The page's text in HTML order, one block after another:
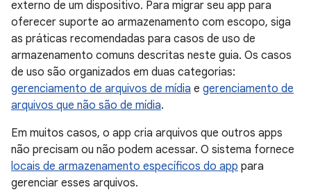
externo de um dispositivo. Para migrar seu app para
oferecer suporte ao armazenamento com escopo, siga
as práticas recomendadas para casos de uso de
armazenamento comuns descritas neste guia. Os casos
de uso são organizados em duas categorias:
gerenciamento de arquivos de mídia e gerenciamento de
arquivos que não são de mídia.
Em muitos casos, o app cria arquivos que outros apps
não precisam ou não podem acessar. O sistema fornece
locais de armazenamento específicos do app para
gerenciar esses arquivos.